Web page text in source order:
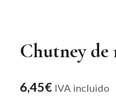
Chutney de
6,45€ IVA incluido